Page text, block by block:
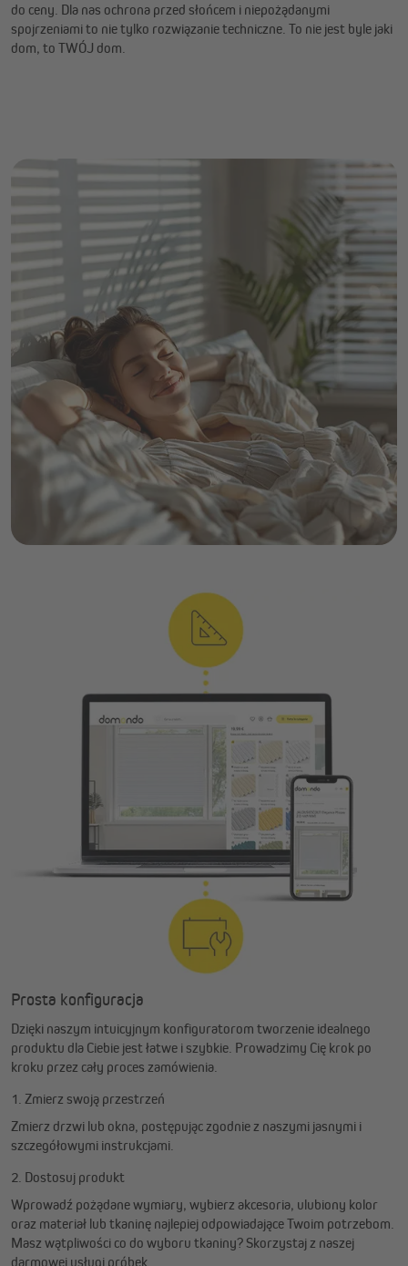
do ceny. Dla nas ochrona przed słońcem i niepożądanymi
spojrzeniami to nie tylko rozwiązanie techniczne. To nie jest byle jaki
dom, to TWÓJ dom.
Prosta konfiguracja
Dzięki naszym intuicyjnym konfiguratorom tworzenie idealnego
produktu dla Ciebie jest łatwe i szybkie. Prowadzimy Cię krok po
kroku przez cały proces zamówienia.
1. Zmierz swoją przestrzeń
Zmierz drzwi lub okna, postępując zgodnie z naszymi jasnymi i
szczegółowymi instrukcjami.
2. Dostosuj produkt
Wprowadź pożądane wymiary, wybierz akcesoria, ulubiony kolor
oraz materiał lub tkaninę najlepiej odpowiadające Twoim potrzebom.
Masz wątpliwości co do wyboru tkaniny? Skorzystaj z naszej
darmowej usługi próbek.